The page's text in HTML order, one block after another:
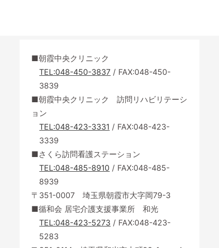
朝霞中央クリニック
TEL:048-450-3837 / FAX:048-450-
3839
朝霞中央クリニック 訪問リハビリテーシ
ョン
TEL:048-423-3331 / FAX:048-423-
3339
さくら訪問看護ステーション
TEL:048-485-8910 / FAX:048-485-
8939
〒351-0007 埼玉県朝霞市大字岡79-3
循和会 居宅介護支援事業所 和光
TEL:048-423-5273 / FAX:048-423-
5283